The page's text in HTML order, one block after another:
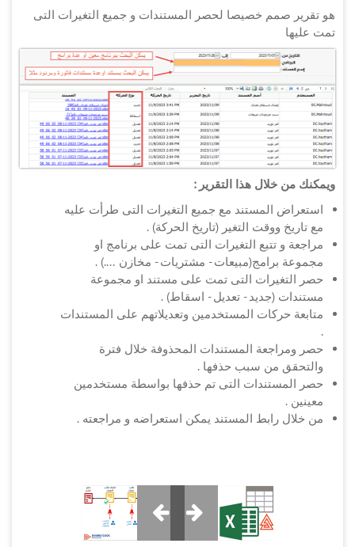
هو تقرير صمم خصيصا لحصر المستندات و جميع التغيرات التى
تمت عليها
ويمكنك من خلال هذا التقرير :
استعراض المستند مع جميع التغيرات التى طرأت عليه
مع تاريخ ووقت التغير (تاريخ الحركة) .
مراجعة و تتبع التغيرات التى تمت على برنامج او
مجموعة برامج(مبيعات - مشتريات - مخازن ....) .
حصر التغيرات التى تمت على مستند او مجموعة
مستندات (جديد - تعديل - اسقاط) .
متابعة حركات المستخدمين وتعديلاتهم على المستندات
.
حصر ومراجعة المستندات المحذوفة خلال فترة
والتحقق من سبب حذفها .
حصر المستندات التى تم حذفها بواسطة مستخدمين
معينين .
من خلال رابط المستند يمكن استعراضه و مراجعته .